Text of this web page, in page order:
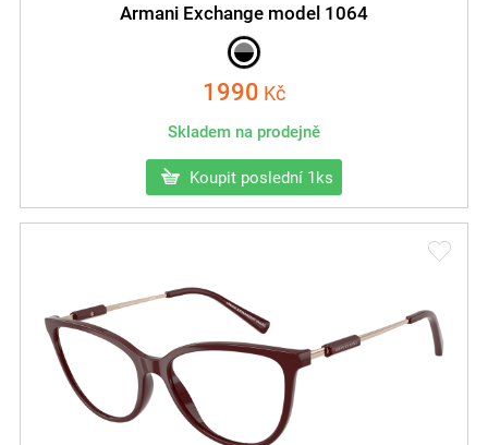
Armani Exchange model 1064
1990 Kč
Skladem na prodejně
Koupit poslední 1ks